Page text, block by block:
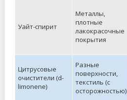
Уайт-спирит
Металлы,
плотные
лакокрасочные
покрытия
Цитрусовые
очистители (d-
limonene)
Разные
поверхности,
текстиль (с
осторожностью)